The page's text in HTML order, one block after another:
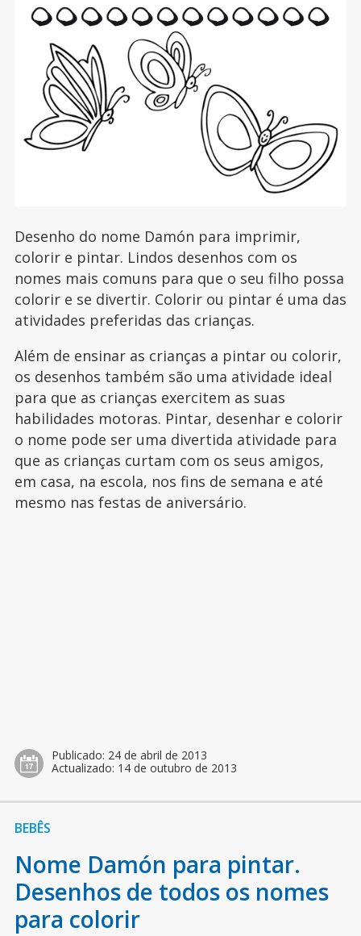
Desenho do nome Damón para imprimir,
colorir e pintar. Lindos desenhos com os
nomes mais comuns para que o seu filho possa
colorir e se divertir. Colorir ou pintar é uma das
atividades preferidas das crianças.
Além de ensinar as crianças a pintar ou colorir,
os desenhos também são uma atividade ideal
para que as crianças exercitem as suas
habilidades motoras. Pintar, desenhar e colorir
o nome pode ser uma divertida atividade para
que as crianças curtam com os seus amigos,
em casa, na escola, nos fins de semana e até
mesmo nas festas de aniversário.
Publicado: 24 de abril de 2013
Actualizado: 14 de outubro de 2013
BEBÊS
Nome Damón para pintar.
Desenhos de todos os nomes
para colorir